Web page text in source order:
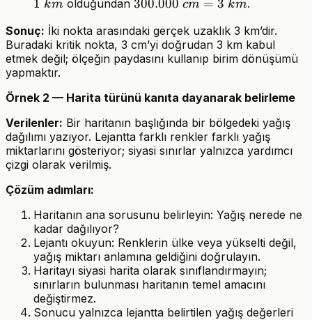
1 kmolduğundan 300.000\
km
300.000 cm = 3 km.
Sonuç: İki nokta arasındaki gerçek uzaklık 3 km’dir.
Buradaki kritik nokta, 3 cm’yi doğrudan 3 km kabul
etmek değil; ölçeğin paydasını kullanıp birim dönüşümü
yapmaktır.
Örnek 2 — Harita türünü kanıta dayanarak belirleme
Verilenler: Bir haritanın başlığında bir bölgedeki yağış
dağılımı yazıyor. Lejantta farklı renkler farklı yağış
miktarlarını gösteriyor; siyasi sınırlar yalnızca yardımcı
çizgi olarak verilmiş.
Çözüm adımları:
Haritanın ana sorusunu belirleyin: Yağış nerede ne
kadar dağılıyor?
Lejantı okuyun: Renklerin ülke veya yükselti değil,
yağış miktarı anlamına geldiğini doğrulayın.
Haritayı siyasi harita olarak sınıflandırmayın;
sınırların bulunması haritanın temel amacını
değiştirmez.
Sonucu yalnızca lejantta belirtilen yağış değerleri